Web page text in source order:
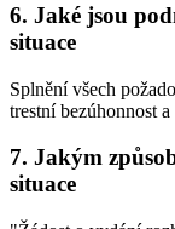
6. Jaké jsou
situace
Splnění všech
trestní bezúhonnost
7. Jakým
situace